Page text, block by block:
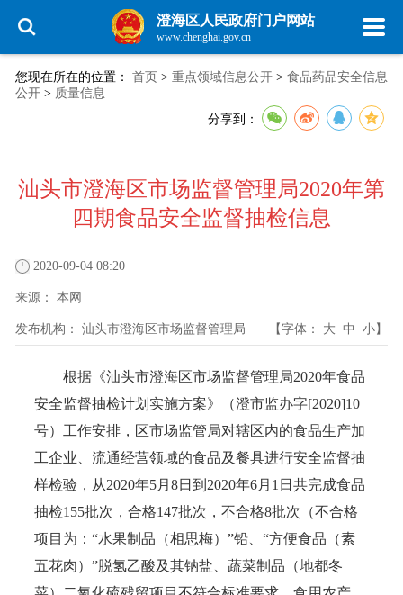
澄海区人民政府门户网站
www.chenghai.gov.cn
您现在所在的位置： 首页 > 重点领域信息公开 > 食品药品安全信息
公开 > 质量信息
分享到：
汕头市澄海区市场监督管理局2020年第
四期食品安全监督抽检信息
2020-09-04 08:20
来源： 本网
发布机构： 汕头市澄海区市场监督管理局 【字体： 大 中 小】
根据《汕头市澄海区市场监督管理局2020年食品
安全监督抽检计划实施方案》（澄市监办字[2020]10
号）工作安排，区市场监管局对辖区内的食品生产加
工企业、流通经营领域的食品及餐具进行安全监督抽
样检验，从2020年5月8日到2020年6月1日共完成食品
抽检155批次，合格147批次，不合格8批次（不合格
项目为：“水果制品（相思梅）”铅、“方便食品（素
五花肉）”脱氢乙酸及其钠盐、蔬菜制品（地都冬